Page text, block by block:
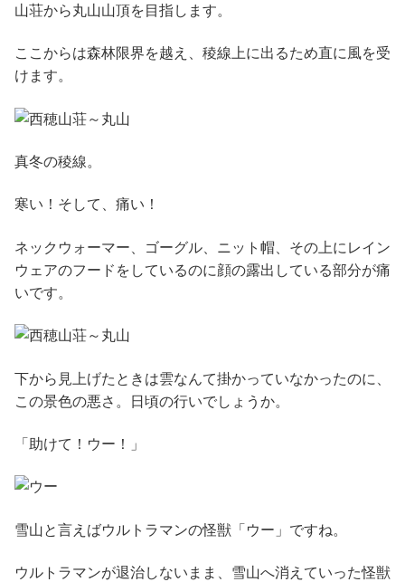
山荘から丸山山頂を目指します。
ここからは森林限界を越え、稜線上に出るため直に風を受
けます。
真冬の稜線。
寒い！そして、痛い！
ネックウォーマー、ゴーグル、ニット帽、その上にレイン
ウェアのフードをしているのに顔の露出している部分が痛
いです。
下から見上げたときは雲なんて掛かっていなかったのに、
この景色の悪さ。日頃の行いでしょうか。
「助けて！ウー！」
雪山と言えばウルトラマンの怪獣「ウー」ですね。
ウルトラマンが退治しないまま、雪山へ消えていった怪獣